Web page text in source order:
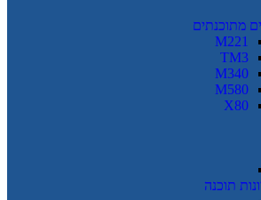
מתוכנתים
M221
TM3
M340
M580
X80
תוכנה